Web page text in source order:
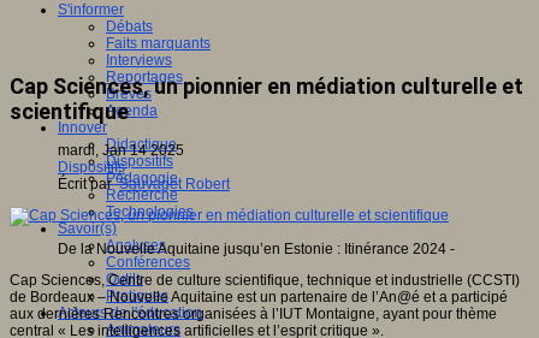
S'informer
Débats
Faits marquants
Interviews
Reportages
Brèves
Agenda
Innover
Didactique
Dispositifs
Pédagogie
Recherche
Technologies
Savoir(s)
Analyses
Conférences
Outils
Pratiques
Acteurs de l'éducation
Animateurs
Cap Sciences, un pionnier en médiation culturelle et
scientifique
mardi, Jan 14 2025
Dispositifs
Écrit parSauvaget Robert
De la Nouvelle Aquitaine jusqu’en Estonie : Itinérance 2024 -
Cap Sciences, Centre de culture scientifique, technique et industrielle (CCSTI)
de Bordeaux – Nouvelle Aquitaine est un partenaire de l’An@é et a participé
aux dernières Rencontres organisées à l’IUT Montaigne, ayant pour thème
central « Les intelligences artificielles et l’esprit critique ».